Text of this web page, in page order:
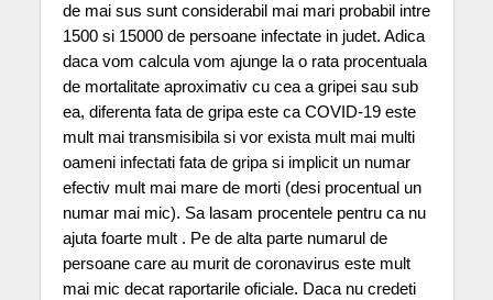
de mai sus sunt considerabil mai mari probabil intre
1500 si 15000 de persoane infectate in judet. Adica
daca vom calcula vom ajunge la o rata procentuala
de mortalitate aproximativ cu cea a gripei sau sub
ea, diferenta fata de gripa este ca COVID-19 este
mult mai transmisibila si vor exista mult mai multi
oameni infectati fata de gripa si implicit un numar
efectiv mult mai mare de morti (desi procentual un
numar mai mic). Sa lasam procentele pentru ca nu
ajuta foarte mult . Pe de alta parte numarul de
persoane care au murit de coronavirus este mult
mai mic decat raportarile oficiale. Daca nu credeti